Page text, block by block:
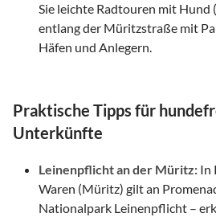
Sie leichte Radtouren mit Hund
entlang der Müritzstraße mit
Häfen und Anlegern.
Praktische Tipps für
Unterkünfte
Leinenpflicht an der Müritz: In
Waren (Müritz) gilt an
Nationalpark Leinenpflicht –